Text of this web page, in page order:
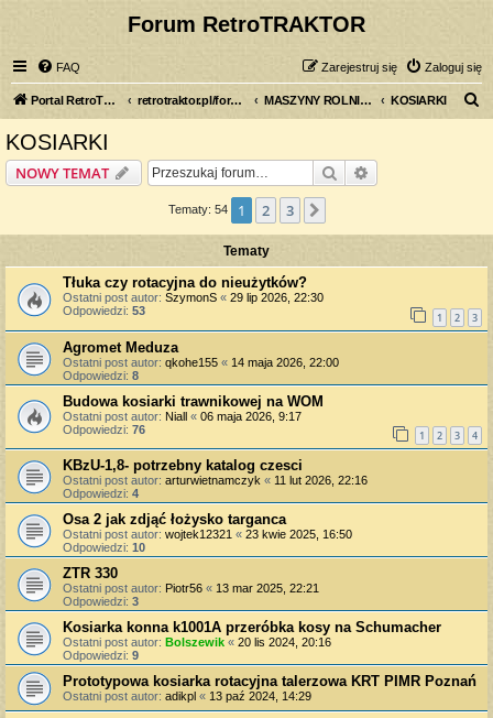
Forum RetroTRAKTOR
FAQ Zaloguj się
Zarejestruj się
Portal RetroTRAKTOR.pl retrotraktor.pl/forum MASZYNY ROLNICZE KOSIARKI
KOSIARKI
NOWY TEMAT Szukaj
Tematy: 54 1 2 3
Tematy
Tłuka czy rotacyjna do nieużytków?
Ostatni post autor: SzymonS « 29 lip 2026, 22:30
Odpowiedzi: 53 1 2 3
Agromet Meduza
Ostatni post autor: qkohe155 « 14 maja 2026, 22:00
Odpowiedzi: 8
Budowa kosiarki trawnikowej na WOM
Ostatni post autor: Niall « 06 maja 2026, 9:17
Odpowiedzi: 76 1 2 3 4
KBzU-1,8- potrzebny katalog czesci
Ostatni post autor: arturwietnamczyk « 11 lut 2026, 22:16
Odpowiedzi: 4
Osa 2 jak zdjąć łożysko targanca
Ostatni post autor: wojtek12321 « 23 kwie 2025, 16:50
Odpowiedzi: 10
ZTR 330
Ostatni post autor: Piotr56 « 13 mar 2025, 22:21
Odpowiedzi: 3
Kosiarka konna k1001A przeróbka kosy na Schumacher
Ostatni post autor: Bolszewik « 20 lis 2024, 20:16
Odpowiedzi: 9
Prototypowa kosiarka rotacyjna talerzowa KRT PIMR Poznań
Ostatni post autor: adikpl « 13 paź 2024, 14:29